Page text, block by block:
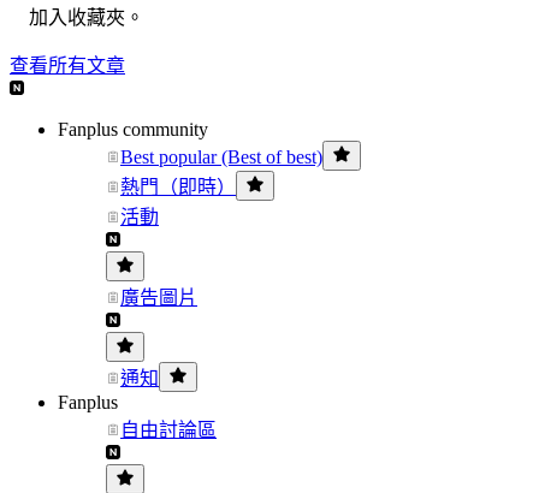
加入收藏夾。
查看所有文章
Fanplus community
Best popular (Best of best)
熱門（即時）
活動
廣告圖片
通知
Fanplus
自由討論區